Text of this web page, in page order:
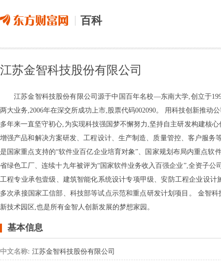
百科
江苏金智科技股份有限公司
江苏金智科技股份有限公司源于中国百年名校—东南大学,创立于
两大业务,2006年在深交所成功上市,股票代码002090。 用科技创新推
多年来一直坚守初心,为实现科技强国梦不懈努力,坚持自主研发构建核
增强产品和解决方案研发、工程设计、生产制造、质量管控、客户服
是国家重点支持的“软件业百亿企业培育对象”、国家规划布局内重点
省绿色工厂、连续十九年被评为“国家软件业务收入百强企业”,全资子
工程专业承包壹级、建筑智能化系统设计专项甲级、安防工程企业设
多次承接国家工信部、科技部等试点示范和重点研发计划项目。 金智
新技术园区,也是所有金智人创新发展的梦想家园。
基本信息
中文名称: 江苏金智科技股份有限公司